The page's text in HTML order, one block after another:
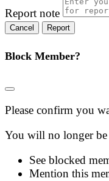
Report note
Report
Block Member?
Please confirm you
You will no longer be
See blocked
Mention this